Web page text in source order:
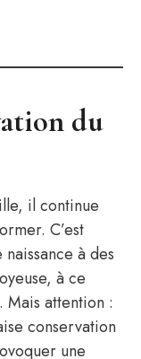
du
il continue
C’est
à des
à ce
Mais attention :
conservation
une